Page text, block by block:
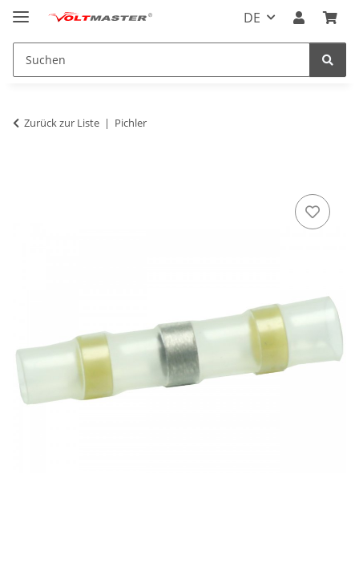
DE
Zurück zur Liste Pichler